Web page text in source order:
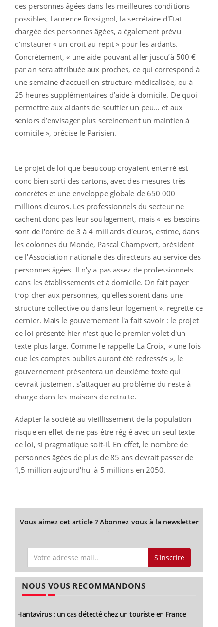
des personnes âgées dans les meilleures conditions
possibles, Laurence Rossignol, la secrétaire d'Etat
chargée des personnes âgées, a également prévu
d'instaurer « un droit au répit » pour les aidants.
Concrètement, « une aide pouvant aller jusqu’à 500 €
par an sera attribuée aux proches, ce qui correspond à
une semaine d’accueil en structure médicalisée, ou à
25 heures supplémentaires d’aide à domicile. De quoi
permettre aux aidants de souffler un peu… et aux
seniors d’envisager plus sereinement un maintien à
domicile », précise le Parisien.
Le projet de loi que beaucoup croyaient enterré est
donc bien sorti des cartons, avec des mesures très
concrètes et une enveloppe globale de 650 000
millions d'euros. Les professionnels du secteur ne
cachent donc pas leur soulagement, mais « les besoins
sont de l'ordre de 3 à 4 milliards d'euros, estime, dans
les colonnes du Monde, Pascal Champvert, président
de l'Association nationale des directeurs au service des
personnes âgées. Il n'y a pas assez de professionnels
dans les établissements et à domicile. On fait payer
trop cher aux personnes, qu'elles soient dans une
structure collective ou dans leur logement », regrette ce
dernier. Mais le gouvernement l'a fait savoir : le projet
de loi présenté hier n'est que le premier volet d'un
texte plus large. Comme le rappelle La Croix, « une fois
que les comptes publics auront été redressés », le
gouvernement présentera un deuxième texte qui
devrait justement s'attaquer au problème du reste à
charge dans les maisons de retraite.
Adapter la société au vieillissement de la population
risque en effet de ne pas être réglé avec un seul texte
de loi, si pragmatique soit-il. En effet, le nombre de
personnes âgées de plus de 85 ans devrait passer de
1,5 million aujourd'hui à 5 millions en 2050.
Vous aimez cet article ? Abonnez-vous à la newsletter
!
S'inscrire
NOUS VOUS RECOMMANDONS
Hantavirus : un cas détecté chez un touriste en France